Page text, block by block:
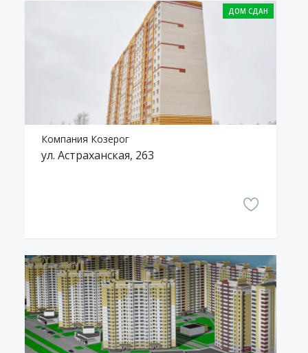
Компания Козерог
ул. Астраханская, 263